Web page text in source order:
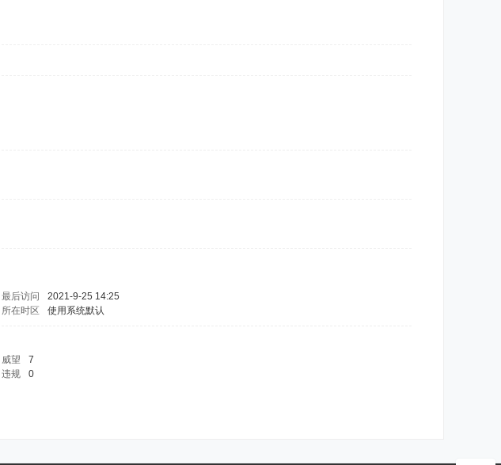
最后访问
2021-9-25 14:25
所在时区 使用系统默认
威望
7
违规
0